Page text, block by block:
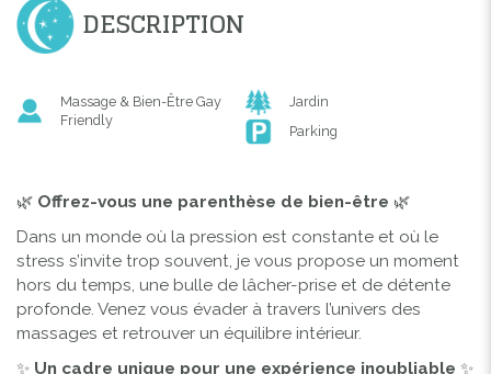
DESCRIPTION
Massage & Bien-Être Gay
Friendly
Jardin
Parking
🌿 Offrez-vous une parenthèse de bien-être 🌿
Dans un monde où la pression est constante et où le
stress s’invite trop souvent, je vous propose un moment
hors du temps, une bulle de lâcher-prise et de détente
profonde. Venez vous évader à travers l’univers des
massages et retrouver un équilibre intérieur.
✨ Un cadre unique pour une expérience inoubliable ✨